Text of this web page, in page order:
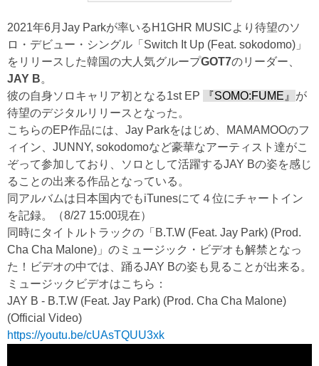
2021年6月Jay Parkが率いるH1GHR MUSICより待望のソ
ロ・デビュー・シングル「Switch It Up (Feat. sokodomo)」
をリリースした韓国の大人気グループGOT7のリーダー、
JAY B。
彼の自身ソロキャリア初となる1st EP
『SOMO:FUME』 が
待望のデジタルリリースとなった。
こちらのEP作品には、Jay Parkをはじめ、MAMAMOOのフ
ィイン、JUNNY, sokodomoなど豪華なアーティスト達がこ
ぞって参加しており、ソロとして活躍するJAY Bの姿を感じ
ることの出来る作品となっている。
同アルバムは日本国内でもiTunesにて４位にチャートイン
を記録。（8/27 15:00現在）
同時にタイトルトラックの「B.T.W (Feat. Jay Park) (Prod.
Cha Cha Malone)」のミュージック・ビデオも解禁となっ
た！ビデオの中では、踊るJAY Bの姿も見ることが出来る。
ミュージックビデオはこちら：
JAY B - B.T.W (Feat. Jay Park) (Prod. Cha Cha Malone)
(Official Video)
https://youtu.be/cUAsTQUU3xk